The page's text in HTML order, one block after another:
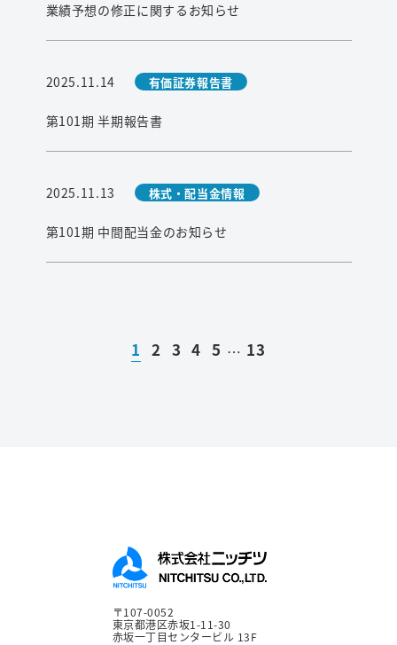
業績予想の修正に関するお知らせ
2025.11.14 有価証券報告書
第101期 半期報告書
2025.11.13 株式・配当金情報
第101期 中間配当金のお知らせ
1 2 3 4 5 … 13
〒107-0052
東京都港区赤坂1-11-30
赤坂一丁目センタービル 13F